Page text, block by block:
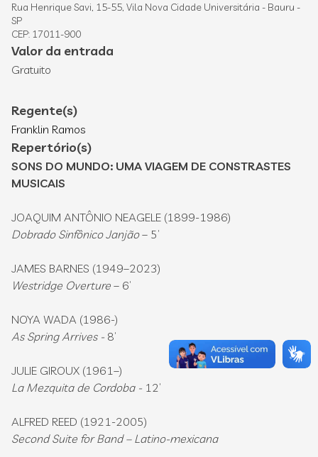
Rua Henrique Savi, 15-55, Vila Nova Cidade Universitária - Bauru -
SP
CEP: 17011-900
Valor da entrada
Gratuito
Regente(s)
Franklin Ramos
Repertório(s)
SONS DO MUNDO: UMA VIAGEM DE CONSTRASTES
MUSICAIS
JOAQUIM ANTÔNIO NEAGELE (1899-1986)
Dobrado Sinfônico Janjão– 5’
JAMES BARNES (1949–2023)
Westridge Overture – 6’
NOYA WADA (1986-)
As Spring Arrives - 8’
JULIE GIROUX (1961–)
La Mezquita de Cordoba - 12’
ALFRED REED (1921-2005)
Second Suite for Band – Latino-mexicana